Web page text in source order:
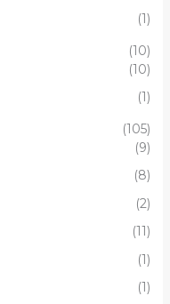
(1)
(10)
(10)
(1)
(105)
(9)
(8)
(2)
(11)
(1)
(1)